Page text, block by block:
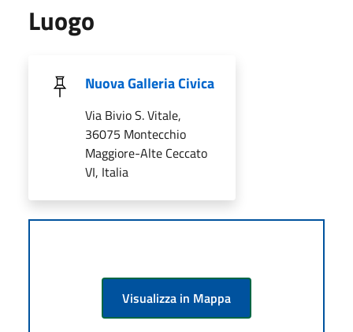
Luogo
Nuova Galleria Civica
Via Bivio S. Vitale,
36075 Montecchio
Maggiore-Alte Ceccato
VI, Italia
Visualizza in Mappa